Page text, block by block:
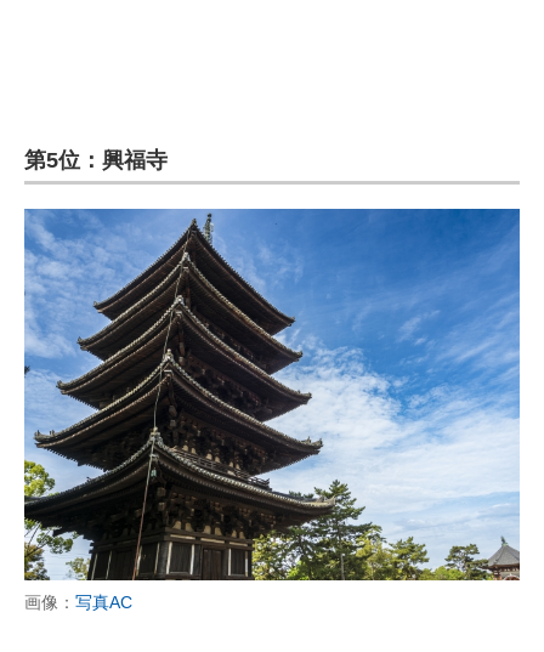
第5位：興福寺
画像： 写真AC